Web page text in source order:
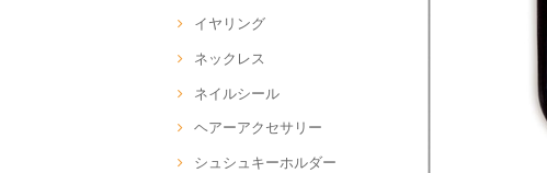
イヤリング
ネックレス
ネイルシール
ヘアーアクセサリー
シュシュキーホルダー